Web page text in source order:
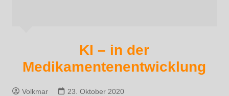
KI – in der
Medikamentenentwicklung
Volkmar 23. Oktober 2020